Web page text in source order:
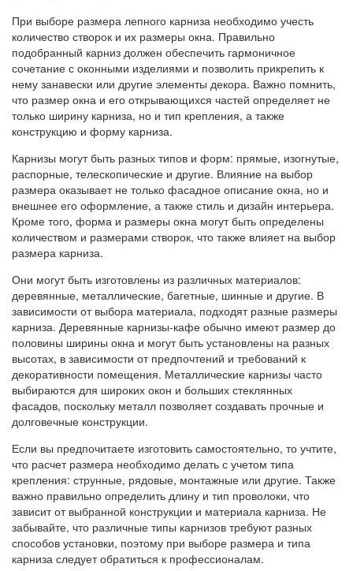
При выборе размера лепного карниза необходимо учесть
количество створок и их размеры окна. Правильно
подобранный карниз должен обеспечить гармоничное
сочетание с оконными изделиями и позволить прикрепить к
нему занавески или другие элементы декора. Важно помнить,
что размер окна и его открывающихся частей определяет не
только ширину карниза, но и тип крепления, а также
конструкцию и форму карниза.
Карнизы могут быть разных типов и форм: прямые, изогнутые,
распорные, телескопические и другие. Влияние на выбор
размера оказывает не только фасадное описание окна, но и
внешнее его оформление, а также стиль и дизайн интерьера.
Кроме того, форма и размеры окна могут быть определены
количеством и размерами створок, что также влияет на выбор
размера карниза.
Они могут быть изготовлены из различных материалов:
деревянные, металлические, багетные, шинные и другие. В
зависимости от выбора материала, подходят разные размеры
карниза. Деревянные карнизы-кафе обычно имеют размер до
половины ширины окна и могут быть установлены на разных
высотах, в зависимости от предпочтений и требований к
декоративности помещения. Металлические карнизы часто
выбираются для широких окон и больших стеклянных
фасадов, поскольку металл позволяет создавать прочные и
долговечные конструкции.
Если вы предпочитаете изготовить самостоятельно, то учтите,
что расчет размера необходимо делать с учетом типа
крепления: струнные, рядовые, монтажные или другие. Также
важно правильно определить длину и тип проволоки, что
зависит от выбранной конструкции и материала карниза. Не
забывайте, что различные типы карнизов требуют разных
способов установки, поэтому при выборе размера и типа
карниза следует обратиться к профессионалам.